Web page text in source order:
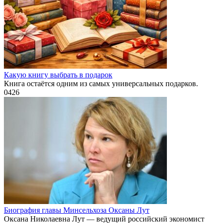
Какую книгу выбрать в подарок
Книга остаётся одним из самых универсальных подарков.
0426
Биография главы Минсельхоза Оксаны Лут
Оксана Николаевна Лут — ведущий российский экономист